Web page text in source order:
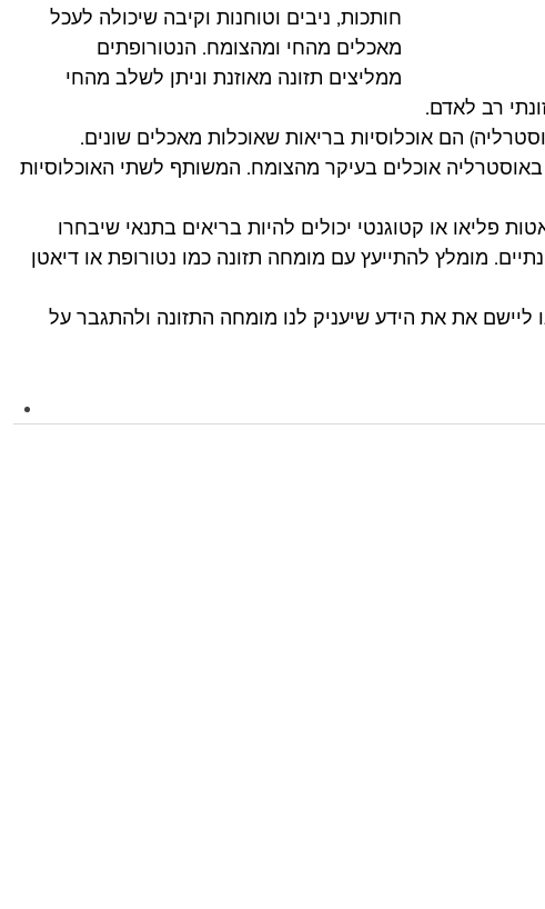
חותכות, ניבים וטוחנות וקיבה שיכולה לעכל
מאכלים מהחי ומהצומח. הנטורופתים
ממליצים תזונה מאוזנת וניתן לשלב מהחי
רב לאדם.
הם אוכלוסיות בריאות שאוכלות מאכלים שונים.
באוסטרליה אוכלים בעיקר מהצומח. המשותף לשתי האוכלוסיות
פליאו או קטוגנטי יכולים להיות בריאים בתנאי שיבחרו
מומלץ להתייעץ עם מומחה תזונה כמו נטורופת או דיאטן
ליישם את את הידע שיעניק לנו מומחה התזונה ולהתגבר על